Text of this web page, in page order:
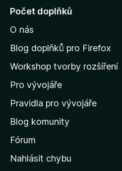
j
t
n
d
o
m
v
s
k
Počet doplňků
O nás
Blog doplňků pro Firefox
Workshop tvorby rozšíření
Pro vývojáře
Pravidla pro vývojáře
Blog komunity
Fórum
Nahlásit chybu